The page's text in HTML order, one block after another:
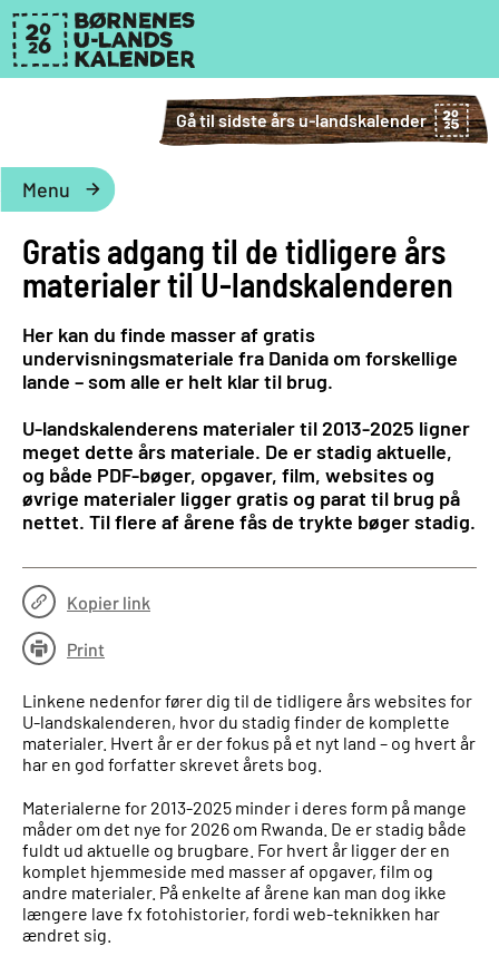
Gå til sidste års u-landskalender
Menu
Gratis adgang til de tidligere års
materialer til U-landskalenderen
Her kan du finde masser af gratis
undervisningsmateriale fra Danida om forskellige
lande – som alle er helt klar til brug.
U-landskalenderens materialer til 2013-2025 ligner
meget dette års materiale. De er stadig aktuelle,
og både PDF-bøger, opgaver, film, websites og
øvrige materialer ligger gratis og parat til brug på
nettet. Til flere af årene fås de trykte bøger stadig.
Kopier link
Print
Linkene nedenfor fører dig til de tidligere års websites for
U-landskalenderen, hvor du stadig finder de komplette
materialer. Hvert år er der fokus på et nyt land – og hvert år
har en god forfatter skrevet årets bog.
Materialerne for 2013-2025 minder i deres form på mange
måder om det nye for 2026 om Rwanda. De er stadig både
fuldt ud aktuelle og brugbare. For hvert år ligger der en
komplet hjemmeside med masser af opgaver, film og
andre materialer. På enkelte af årene kan man dog ikke
længere lave fx fotohistorier, fordi web-teknikken har
ændret sig.